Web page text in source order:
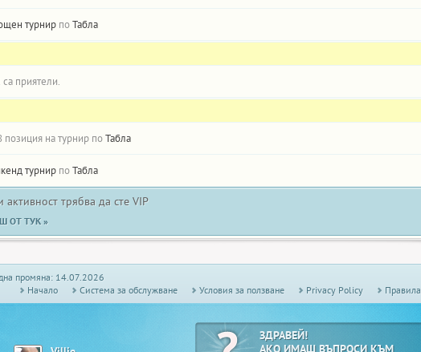
турнир поТабла
са приятели.
позиция на турнир поТабла
турнир поТабла
трябва да сте VIP
ОТ ТУК »
промяна: 14.07.2026
Начало
Системa за обслужване Условия за ползване Privacy Policy Правила
ЗДРАВЕЙ!
АКО ИМАШ ВЪПРОСИ КЪМ